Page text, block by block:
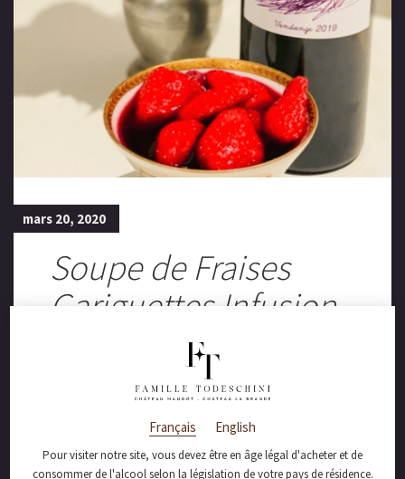
mars 20, 2020
Soupe de Fraises
Gariguettes Infusion
de « Marmot 2019 »
d’Anne-Marie
TODESCHINI
Français English
Pour visiter notre site, vous devez être en âge légal d'acheter et de
consommer de l'alcool selon la législation de votre pays de résidence.